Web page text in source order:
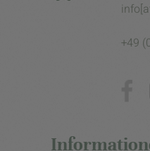
+49